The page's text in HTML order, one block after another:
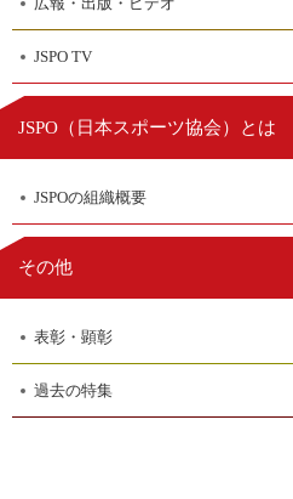
JSPO TV
JSPO（ 日本スポーツ協会）とは
JSPOの組織概要
その他
表彰・顕彰
過去の特集